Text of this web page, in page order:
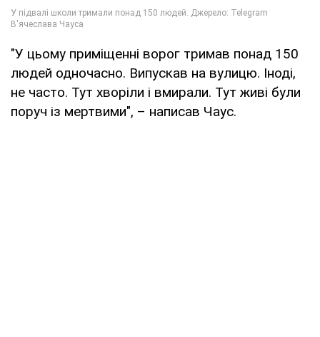
"У цьому приміщенні ворог тримав понад 150
людей одночасно. Випускав на вулицю. Іноді,
не часто. Тут хворіли і вмирали. Тут живі були
поруч із мертвими", – написав Чаус.